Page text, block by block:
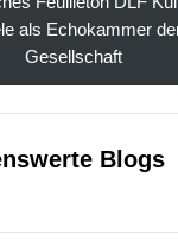
als Echokammer
Gesellschaft
Blogs